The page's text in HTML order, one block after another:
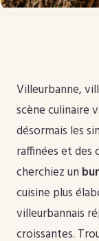
Villeurbanne,
scène culinaire
désormais les
raffinées et des
cherchiez un
cuisine plus
villeurbannais
croissantes.